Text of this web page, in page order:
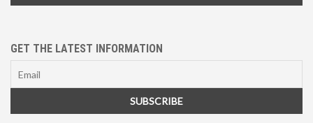
GET THE LATEST INFORMATION